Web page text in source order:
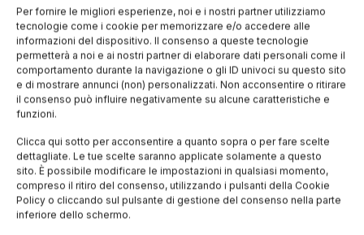
Per fornire le migliori esperienze, noi e i nostri partner utilizziamo
tecnologie come i cookie per memorizzare e/o accedere alle
informazioni del dispositivo. Il consenso a queste tecnologie
permetterà a noi e ai nostri partner di elaborare dati personali come il
comportamento durante la navigazione o gli ID univoci su questo sito
e di mostrare annunci (non) personalizzati. Non acconsentire o ritirare
il consenso può influire negativamente su alcune caratteristiche e
funzioni.
Clicca qui sotto per acconsentire a quanto sopra o per fare scelte
dettagliate. Le tue scelte saranno applicate solamente a questo
sito. È possibile modificare le impostazioni in qualsiasi momento,
compreso il ritiro del consenso, utilizzando i pulsanti della Cookie
Policy o cliccando sul pulsante di gestione del consenso nella parte
inferiore dello schermo.
Informazioni pratiche: come
pianificare il tuo maggio
Prenotazioni:Maggio è mese di ponte (1°
maggio, Festa della Repubblica il 2 giugno